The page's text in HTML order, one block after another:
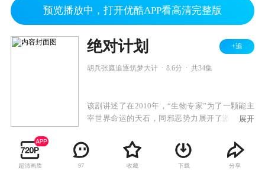
预览播放中，打开优酷APP看高清完整版
绝对计划 +追
胡兵张庭追逐筑梦大计 8.6分 共34集
该剧讲述了在2010年，“生物专家”为了一颗能主
宰世界命运的天石，同邪恶势力展开了激烈的斗
展开
超清画质 97 收藏 下载 分享